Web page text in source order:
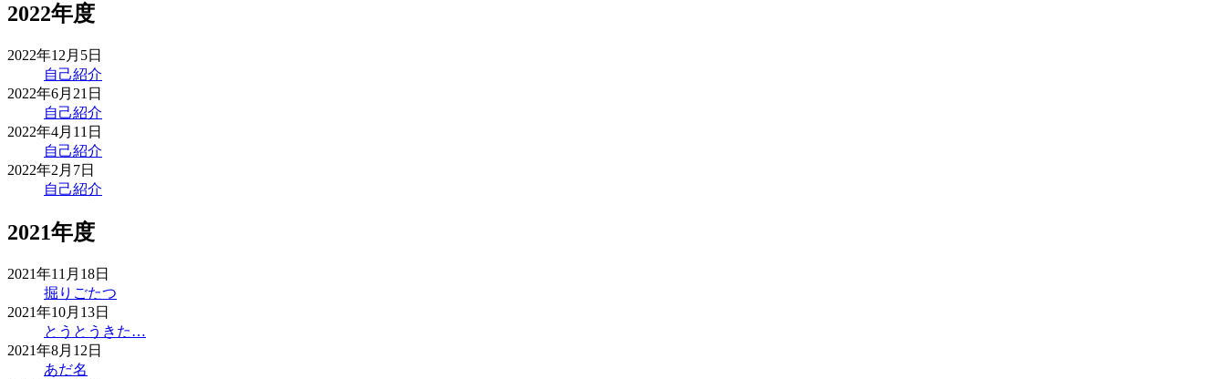
2022年度
2022年12月5日
自己紹介
2022年6月21日
自己紹介
2022年4月11日
自己紹介
2022年2月7日
自己紹介
2021年度
2021年11月18日
掘りごたつ
2021年10月13日
とうとうきた…
2021年8月12日
あだ名